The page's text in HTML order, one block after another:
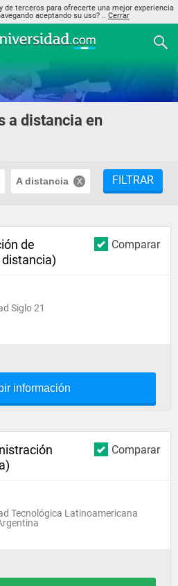
terceros para ofrecerte una mejor experiencia
aceptando su uso? .. Cerrar
a distancia en
A distancia FILTRAR
Comparar
de
distancia)
Siglo 21
información
Comparar
Tecnológica Latinoamericana